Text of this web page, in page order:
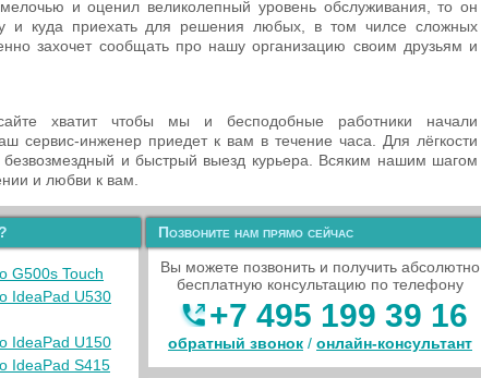
и оценил великолепный уровень обслуживания, то он
и куда приехать для решения любых, в том чилсе сложных
захочет сообщать про нашу организацию своим друзьям и
хватит чтобы мы и бесподобные работники начали
сервис-инженер приедет к вам в течение часа. Для лёгкости
безвозмездный и быстрый выезд курьера. Всяким нашим шагом
и любви к вам.
G500s Touch
IdeaPad U530
IdeaPad U150
IdeaPad S415
Позвоните нам прямо сейчас
Вы можете позвонить и получить абсолютно
бесплатную консультацию по телефону
+7 495 199 39 16
обратный звонок / онлайн‑консультант